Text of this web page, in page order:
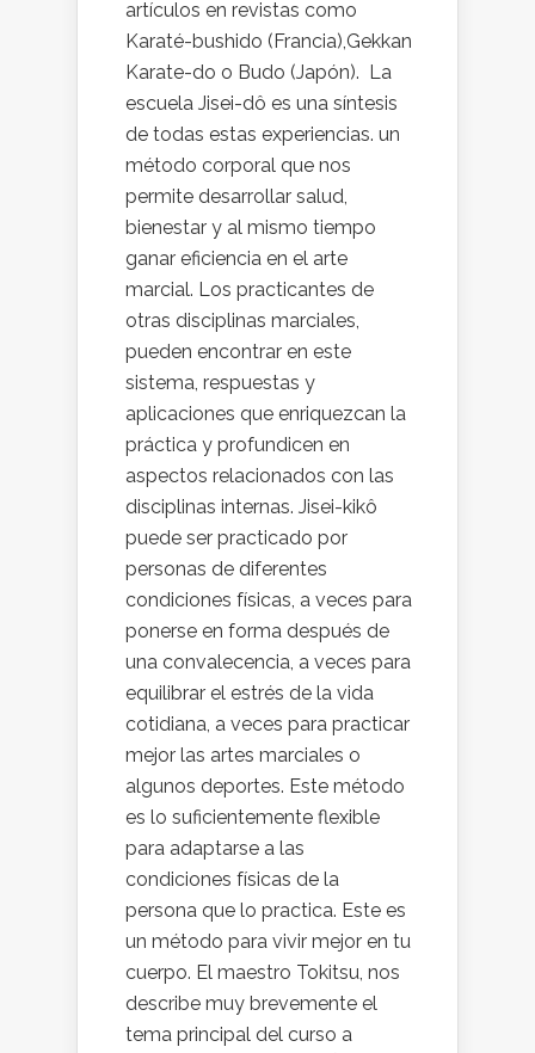
artículos en revistas como
Karaté-bushido (Francia),Gekkan
Karate-do o Budo (Japón). La
escuela Jisei-dô es una síntesis
de todas estas experiencias. un
método corporal que nos
permite desarrollar salud,
bienestar y al mismo tiempo
ganar eficiencia en el arte
marcial. Los practicantes de
otras disciplinas marciales,
pueden encontrar en este
sistema, respuestas y
aplicaciones que enriquezcan la
práctica y profundicen en
aspectos relacionados con las
disciplinas internas. Jisei-kikô
puede ser practicado por
personas de diferentes
condiciones físicas, a veces para
ponerse en forma después de
una convalecencia, a veces para
equilibrar el estrés de la vida
cotidiana, a veces para practicar
mejor las artes marciales o
algunos deportes. Este método
es lo suficientemente flexible
para adaptarse a las
condiciones físicas de la
persona que lo practica. Este es
un método para vivir mejor en tu
cuerpo. El maestro Tokitsu, nos
describe muy brevemente el
tema principal del curso a